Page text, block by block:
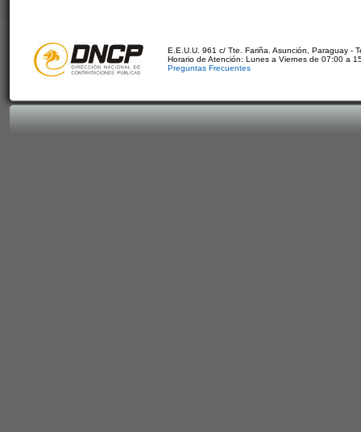
E.E.U.U. 961 c/ Tte. Fariña. Asunción, Paraguay -
Horario de Atención: Lunes a Viernes de 07:00 a
Preguntas Frecuentes